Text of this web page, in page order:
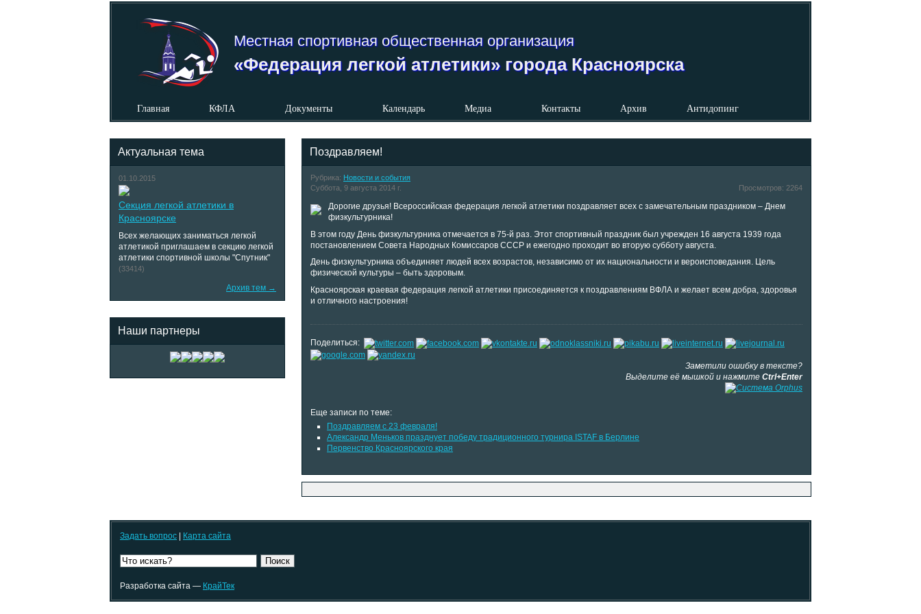
Местная спортивная общественная организация
«Федерация легкой атлетики» города Красноярска
Главная КФЛА Документы Календарь Медиа Контакты Архив Антидопинг
Актуальная тема
01.10.2015
Секция легкой атлетики в
Красноярске
Всех желающих заниматься легкой
атлетикой приглашаем в секцию легкой
атлетики спортивной школы "Спутник"
(33414)
Архив тем →
Наши партнеры
Поздравляем!
Рубрика: Новости и события
Суббота, 9 августа 2014 г.
Просмотров: 2264
Дорогие друзья! Всероссийская федерация легкой атлетики поздравляет всех с замечательным праздником – Днем
физкультурника!
В этом году День физкультурника отмечается в 75-й раз. Этот спортивный праздник был учрежден 16 августа 1939 года
постановлением Совета Народных Комиссаров СССР и ежегодно проходит во вторую субботу августа.
День физкультурника объединяет людей всех возрастов, независимо от их национальности и вероисповедания. Цель
физической культуры – быть здоровым.
Красноярская краевая федерация легкой атлетики присоединяется к поздравлениям ВФЛА и желает всем добра, здоровья
и отличного настроения!
Поделиться:
Заметили ошибку в тексте?
Выделите её мышкой и нажмите Ctrl+Enter
Еще записи по теме:
Поздравляем с 23 февраля!
Александр Меньков празднует победу традиционного турнира ISTAF в Берлине
Первенство Красноярского края
Задать вопрос Карта сайта
Поиск
Разработка сайта — КрайТек